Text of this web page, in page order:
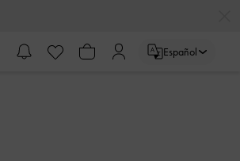
Español